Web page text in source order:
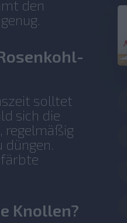
den
solltet
sich die
regelmäßig
düngen.
Knollen?